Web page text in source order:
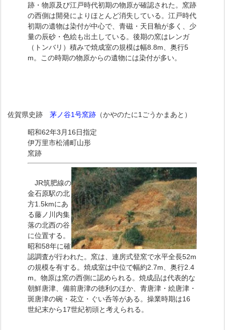
跡・物原及び江戸時代初期の物原が確認された。窯跡
の西側は開発によりほとんど消失している。江戸時代
初期の遺物は染付が中心で、青磁・天目釉が多く、少
量の辰砂・色絵も出土している。後期の窯はレンガ
（トンバリ）積みで焼成室の規模は幅8.8m、奥行5
m。この時期の物原からの遺物には染付が多い。
佐賀県史跡茅ノ谷1号窯跡 （かやのたに1ごうかまあと）
昭和62年3月16日指定
伊万里市松浦町山形
窯跡
JR筑肥線の
金石原駅の北
方1.5kmにあ
る藤ノ川内集
落の北西の谷
に位置する。
昭和58年に確
認調査が行われた。窯は、連房式登窯で水平全長52m
の規模を有する。焼成室は中位で幅約2.7m、奥行2.4
m。物原は窯の西側に認められる。焼成品は代表的な
朝鮮唐津、備前唐津の徳利のほか、青唐津・絵唐津・
斑唐津の碗・花立・ぐい呑等がある。操業時期は16
世紀末から17世紀初頭と考えられる。